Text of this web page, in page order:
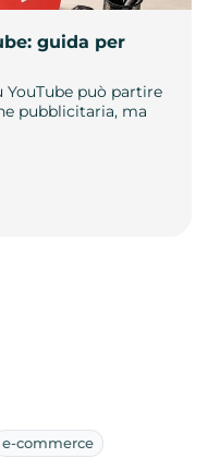
guida per
può partire
pubblicitaria, ma
e-commerce